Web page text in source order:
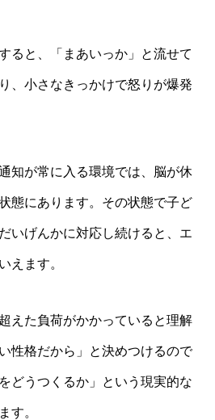
ると、「まあいっか」と流せて
、小さなきっかけで怒りが爆発
知が常に入る環境では、脳が休
態にあります。その状態で子ど
いげんかに対応し続けると、エ
えます。
えた負荷がかかっていると理解
性格だから」と決めつけるので
どうつくるか」という現実的な
す。